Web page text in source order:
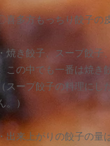
喜多方もっちり餃子の
焼き餃子、スープ餃子
この中でも一番は焼き
（スープ餃子の料理に
。）
・出来上がりの餃子の量